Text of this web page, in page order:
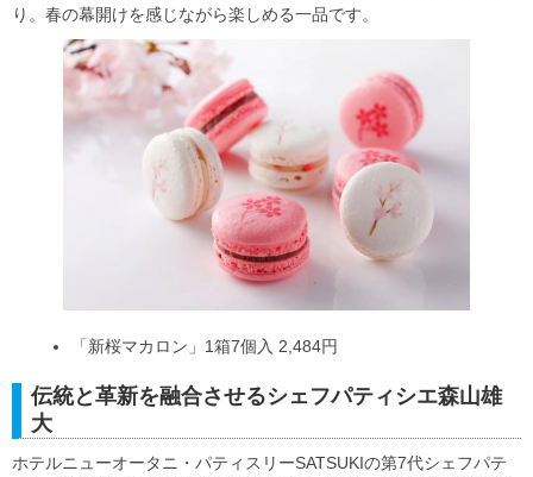
り。春の幕開けを感じながら楽しめる一品です。
「新桜マカロン」1箱7個入 2,484円
伝統と革新を融合させるシェフパティシエ森山雄
大
ホテルニューオータニ・パティスリーSATSUKIの第7代シェフパテ